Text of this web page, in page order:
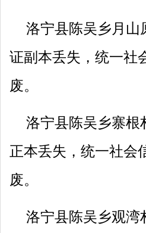
洛宁县陈吴乡月山
证副本丢失，统一社
废。
洛宁县陈吴乡寨根
正本丢失，统一社会
废。
洛宁县陈吴乡观湾